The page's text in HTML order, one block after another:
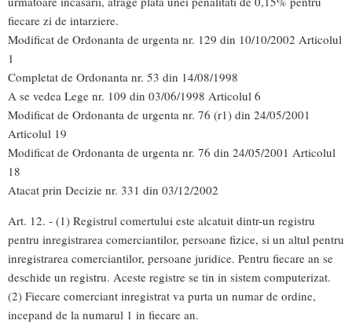
fiecare zi de intarziere.
Modificat de Ordonanta de urgenta nr. 129 din 10/10/2002 Articolul
1
Completat de Ordonanta nr. 53 din 14/08/1998
A se vedea Lege nr. 109 din 03/06/1998 Articolul 6
Modificat de Ordonanta de urgenta nr. 76 (r1) din 24/05/2001
Articolul 19
Modificat de Ordonanta de urgenta nr. 76 din 24/05/2001 Articolul
18
Atacat prin Decizie nr. 331 din 03/12/2002
Art. 12. - (1) Registrul comertului este alcatuit dintr-un registru
pentru inregistrarea comerciantilor, persoane fizice, si un altul pentru
inregistrarea comerciantilor, persoane juridice. Pentru fiecare an se
deschide un registru. Aceste registre se tin in sistem computerizat.
(2) Fiecare comerciant inregistrat va purta un numar de ordine,
incepand de la numarul 1 in fiecare an.